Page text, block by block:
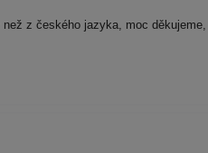
z českého jazyka, moc